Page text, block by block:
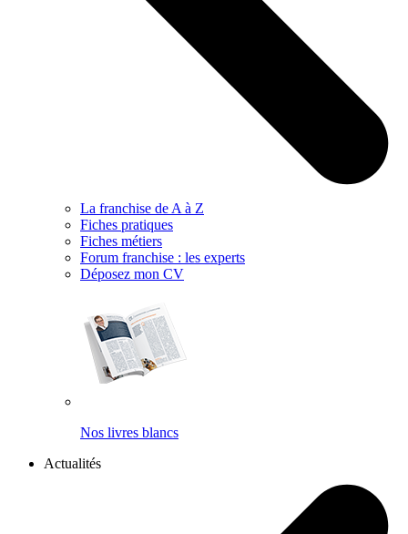
La franchise de A à Z
Fiches pratiques
Fiches métiers
Forum franchise : les experts
Déposez mon CV
Nos livres blancs
Actualités